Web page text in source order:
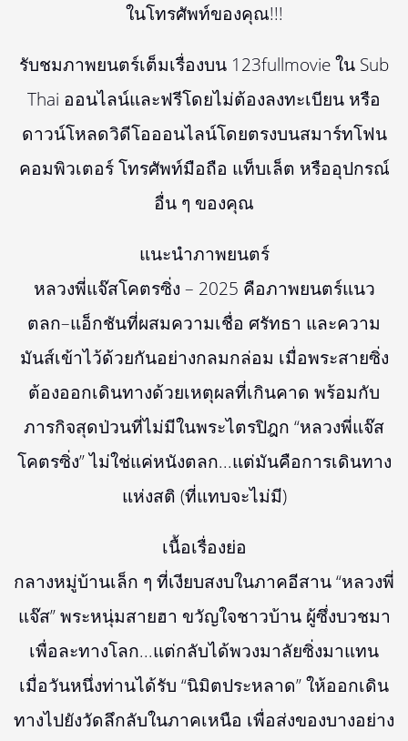
ในโทรศัพท์ของคุณ!!!
รับชมภาพยนตร์เต็มเรื่องบน 123fullmovie ใน Sub
Thai ออนไลน์และฟรีโดยไม่ต้องลงทะเบียน หรือ
ดาวน์โหลดวิดีโอออนไลน์โดยตรงบนสมาร์ทโฟน
คอมพิวเตอร์ โทรศัพท์มือถือ แท็บเล็ต หรืออุปกรณ์
อื่น ๆ ของคุณ
แนะนำภาพยนตร์
หลวงพี่แจ๊สโคตรซิ่ง – 2025 คือภาพยนตร์แนว
ตลก–แอ็กชันที่ผสมความเชื่อ ศรัทธา และความ
มันส์เข้าไว้ด้วยกันอย่างกลมกล่อม เมื่อพระสายซิ่ง
ต้องออกเดินทางด้วยเหตุผลที่เกินคาด พร้อมกับ
ภารกิจสุดป่วนที่ไม่มีในพระไตรปิฎก “หลวงพี่แจ๊ส
โคตรซิ่ง” ไม่ใช่แค่หนังตลก...แต่มันคือการเดินทาง
แห่งสติ (ที่แทบจะไม่มี)
เนื้อเรื่องย่อ
กลางหมู่บ้านเล็ก ๆ ที่เงียบสงบในภาคอีสาน “หลวงพี่
แจ๊ส” พระหนุ่มสายฮา ขวัญใจชาวบ้าน ผู้ซึ่งบวชมา
เพื่อละทางโลก...แต่กลับได้พวงมาลัยซิ่งมาแทน
เมื่อวันหนึ่งท่านได้รับ “นิมิตประหลาด” ให้ออกเดิน
ทางไปยังวัดลึกลับในภาคเหนือ เพื่อส่งของบางอย่าง